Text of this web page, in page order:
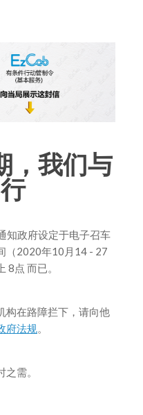
，我们与
知政府设定于电子召车
（2020年10月14 - 27
8点 而已。
构在路障拦下，请向他
府法规。
需。